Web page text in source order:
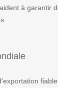
à garantir